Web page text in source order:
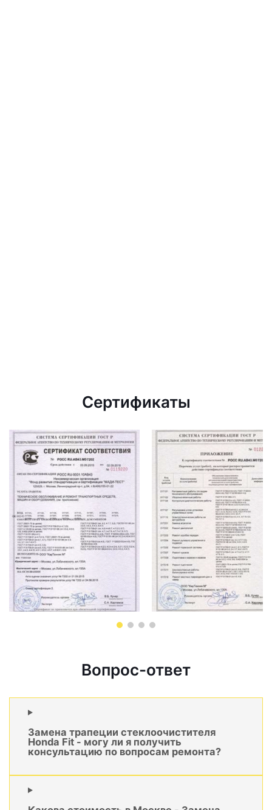
Сертификаты
Вопрос-ответ
Замена трапеции стеклоочистителя
Honda Fit - могу ли я получить
консультацию по вопросам ремонта?